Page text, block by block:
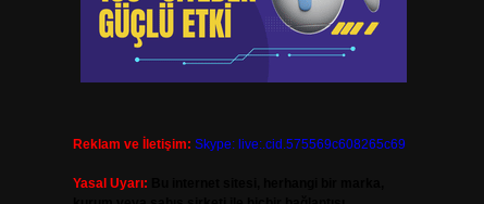
Reklam ve İletişim: Skype: live:.cid.575569c608265c69
Yasal Uyarı: